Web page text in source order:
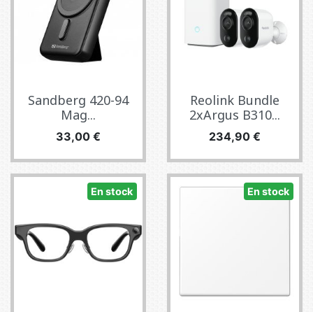
Sandberg 420-94
Mag...
Precio
33,00 €
Reolink Bundle
2xArgus B310...
Precio
234,90 €
En stock En stock